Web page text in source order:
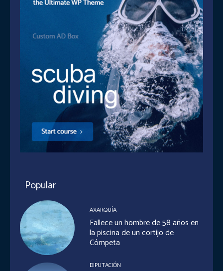
Popular
AXARQUÍA
Fallece un hombre de 58 años en
la piscina de un cortijo de
Cómpeta
DIPUTACIÓN